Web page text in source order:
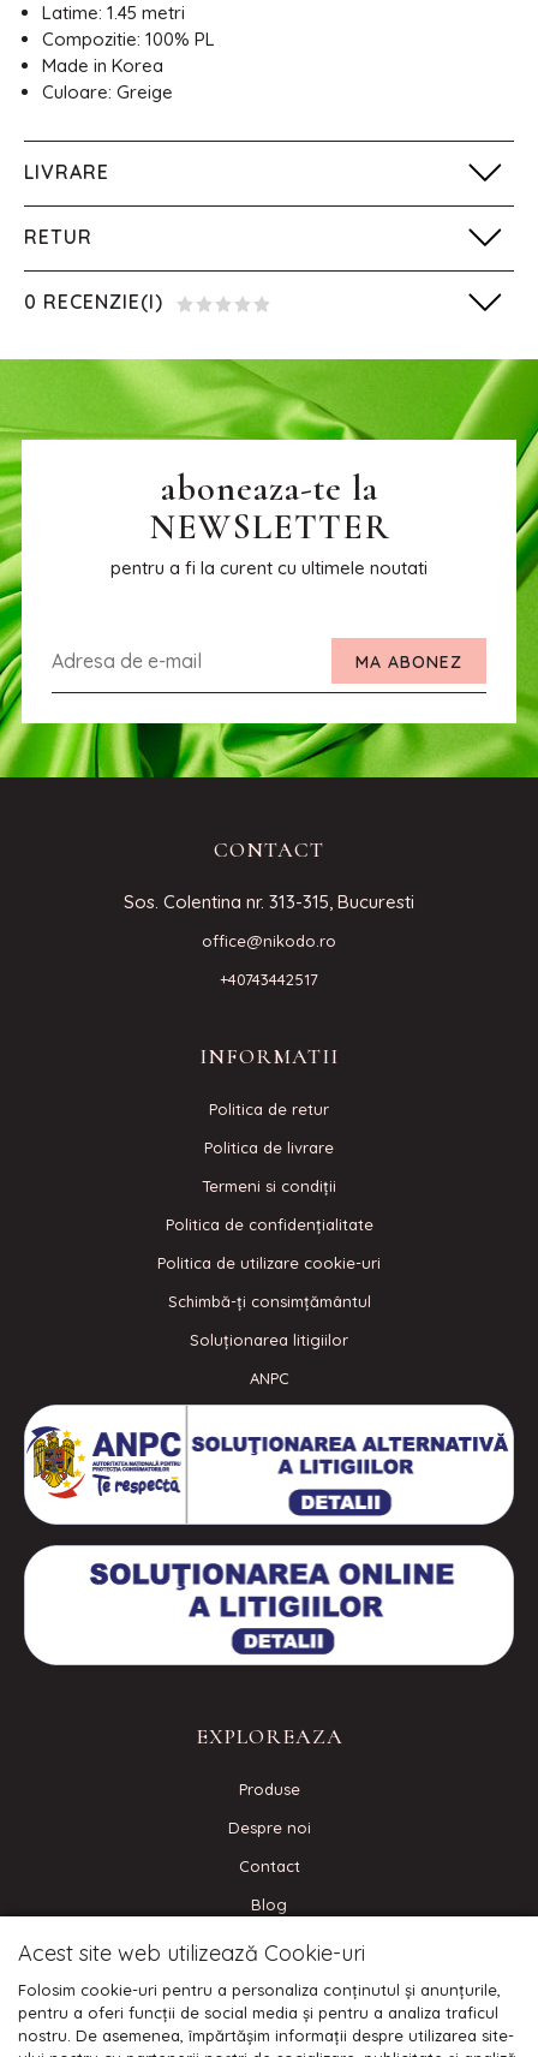
Latime: 1.45 metri
Compozitie: 100% PL
Made in Korea
Culoare: Greige
LIVRARE
RETUR
0 RECENZIE(I)
aboneaza-te la
NEWSLETTER
pentru a fi la curent cu ultimele noutati
MA ABONEZ
CONTACT
Sos. Colentina nr. 313-315, Bucuresti
office@nikodo.ro
+40743442517
INFORMATII
Politica de retur
Politica de livrare
Termeni si condiţii
Politica de confidenţialitate
Politica de utilizare cookie-uri
Schimbă-ți consimțământul
Soluționarea litigiilor
ANPC
EXPLOREAZA
Produse
Despre noi
Contact
Blog
CONECTEAZA-TE
Acest site web utilizează Cookie-uri
Folosim cookie-uri pentru a personaliza conținutul și anunțurile,
pentru a oferi funcții de social media și pentru a analiza traficul
nostru. De asemenea, împărtășim informații despre utilizarea site-